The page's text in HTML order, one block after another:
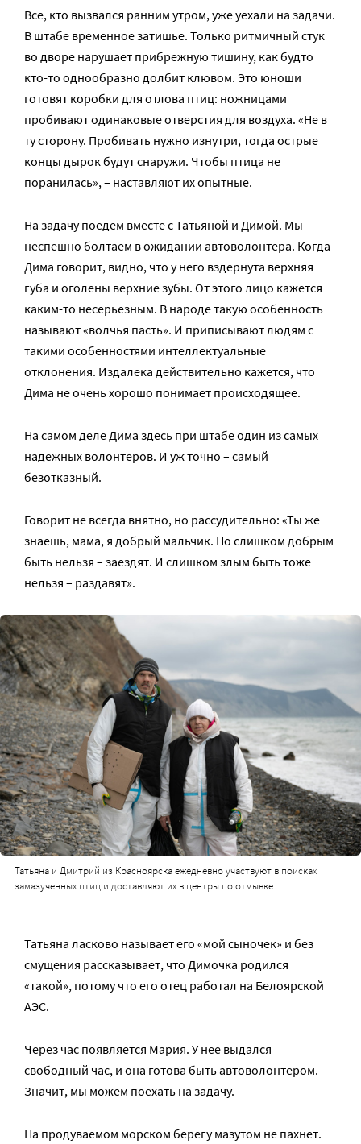
Все, кто вызвался ранним утром, уже уехали на задачи.
В штабе временное затишье. Только ритмичный стук
во дворе нарушает прибрежную тишину, как будто
кто-то однообразно долбит клювом. Это юноши
готовят коробки для отлова птиц: ножницами
пробивают одинаковые отверстия для воздуха. «Не в
ту сторону. Пробивать нужно изнутри, тогда острые
концы дырок будут снаружи. Чтобы птица не
поранилась», – наставляют их опытные.
На задачу поедем вместе с Татьяной и Димой. Мы
неспешно болтаем в ожидании автоволонтера. Когда
Дима говорит, видно, что у него вздернута верхняя
губа и оголены верхние зубы. От этого лицо кажется
каким-то несерьезным. В народе такую особенность
называют «волчья пасть». И приписывают людям с
такими особенностями интеллектуальные
отклонения. Издалека действительно кажется, что
Дима не очень хорошо понимает происходящее.
На самом деле Дима здесь при штабе один из самых
надежных волонтеров. И уж точно – самый
безотказный.
Говорит не всегда внятно, но рассудительно: «Ты же
знаешь, мама, я добрый мальчик. Но слишком добрым
быть нельзя – заездят. И слишком злым быть тоже
нельзя – раздавят».
Татьяна и Дмитрий из Красноярска ежедневно участвуют в поисках
замазученных птиц и доставляют их в центры по отмывке
Татьяна ласково называет его «мой сыночек» и без
смущения рассказывает, что Димочка родился
«такой», потому что его отец работал на Белоярской
АЭС.
Через час появляется Мария. У нее выдался
свободный час, и она готова быть автоволонтером.
Значит, мы можем поехать на задачу.
На продуваемом морском берегу мазутом не пахнет.